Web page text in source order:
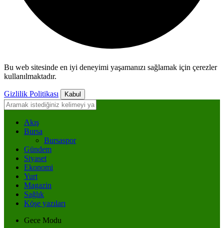
Bu web sitesinde en iyi deneyimi yaşamanızı sağlamak için çerezler
kullanılmaktadır.
Gizlilik Politikası Kabul
Akış
Bursa
Bursaspor
Gündem
Siyaset
Ekonomi
Yurt
Magazin
Sağlık
Köşe yazıları
Gece Modu